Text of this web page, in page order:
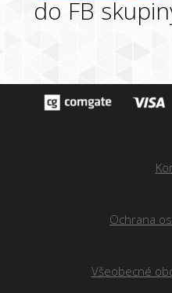
do FB
Ochrana
Všeobecné